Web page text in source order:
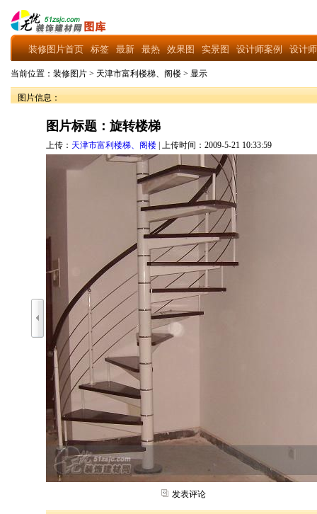
装修图片首页 标签 最新 最热 效果图 实景图 设计师案例 设计
当前位置： 装修图片 > 天津市富利楼梯、阁楼 > 显示
图片信息：
图片标题：旋转楼梯
上传： 天津市富利楼梯、阁楼 | 上传时间：2009-5-21 10:33:59
发表评论